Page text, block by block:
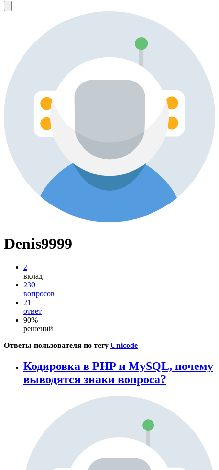
Denis9999
2
вклад
230
вопросов
21
ответ
90%
решений
Ответы пользователя по тегу Unicode
Кодировка в PHP и MySQL, почему
выводятся знаки вопроса?